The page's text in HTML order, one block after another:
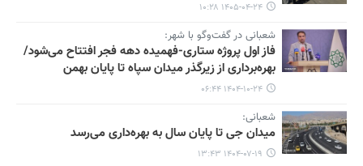
۱۴۰۵-۰۴-۲۴ ۱۰:۲۸
شعبانی در گفت‌وگو با شهر:
فاز اول پروژه ستاری-فهمیده دهه فجر افتتاح می‌شود/
بهره‌برداری از زیرگذر میدان سپاه تا پایان بهمن
۱۴۰۴-۱۰-۲۴ ۰۶:۴۴
شعبانی:
میدان جی تا پایان سال به بهره‌داری می‌رسد
۱۴۰۴-۰۷-۱۹ ۱۳:۴۳